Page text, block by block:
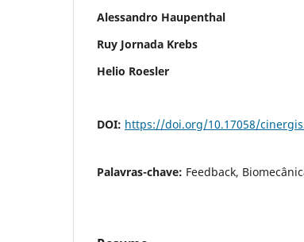
Alessandro Haupenthal
Ruy Jornada Krebs
Helio Roesler
DOI: https://doi.org/10.17058/
Palavras-chave: Feedback,